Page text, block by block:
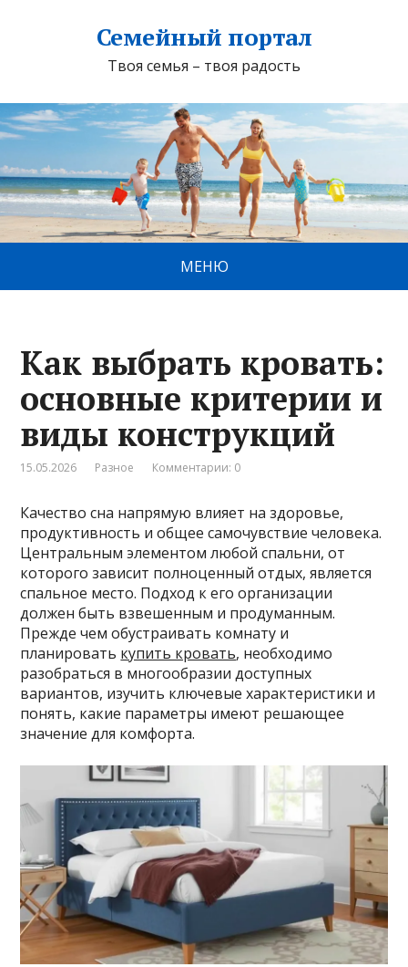
Семейный портал
Твоя семья – твоя радость
МЕНЮ
Как выбрать кровать:
основные критерии и
виды конструкций
15.05.2026 Разное Комментарии: 0
Качество сна напрямую влияет на здоровье,
продуктивность и общее самочувствие человека.
Центральным элементом любой спальни, от
которого зависит полноценный отдых, является
спальное место. Подход к его организации
должен быть взвешенным и продуманным.
Прежде чем обустраивать комнату и
планировать купить кровать, необходимо
разобраться в многообразии доступных
вариантов, изучить ключевые характеристики и
понять, какие параметры имеют решающее
значение для комфорта.